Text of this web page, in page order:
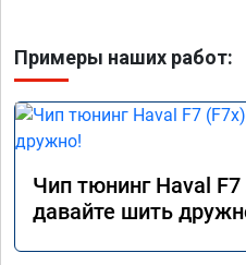
Примеры наших работ:
Чип тюнинг Haval
давайте шить